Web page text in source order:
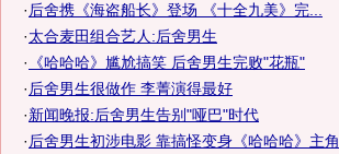
· 后舍携《海盗船长》登场 《十全九美》完...
·太合麦田组合艺人:后舍男生
· 《哈哈哈》尴尬搞笑 后舍男生完败"花瓶"
· 后舍男生很做作 李菁演得最好
·新闻晚报:后舍男生告别"哑巴"时代
· 后舍男生初涉电影 靠搞怪变身《哈哈哈》主角